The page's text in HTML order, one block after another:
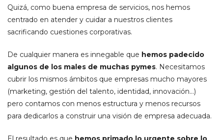
Quizá, como buena empresa de servicios, nos hemos
centrado en atender y cuidar a nuestros clientes
sacrificando cuestiones corporativas.
De cualquier manera es innegable que hemos padecido
algunos de los males de muchas pymes. Necesitamos
cubrir los mismos ámbitos que empresas mucho mayores
(marketing, gestión del talento, identidad, innovación…)
pero contamos con menos estructura y menos recursos
para dedicarlos a construir una visión de empresa adecuada.